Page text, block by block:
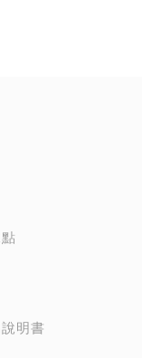
明書